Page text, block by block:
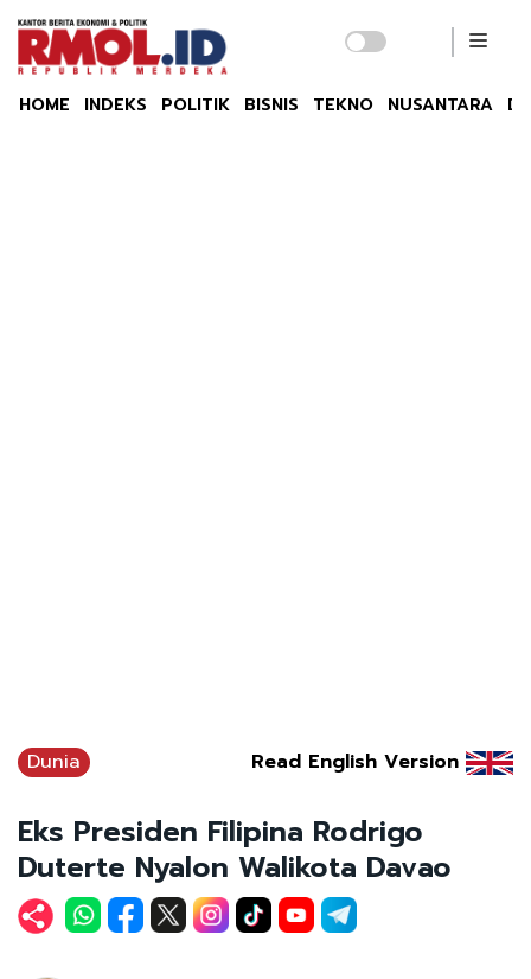
HOME INDEKS POLITIK BISNIS TEKNO NUSANTARA
Dunia Read English Version
Eks Presiden Filipina Rodrigo
Duterte Nyalon Walikota Davao